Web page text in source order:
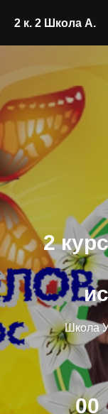
2 к. 2 Школа А.
2
Школа
00